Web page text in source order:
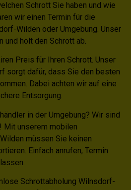
Schrott Sie haben und wie
wir einen Termin für die
Wilden oder Umgebung. Unser
und holt den Schrott ab.
Preis für Ihren Schrott. Unser
sorgt dafür, dass Sie den besten
Dabei achten wir auf eine
Entsorgung.
in der Umgebung? Wir sind
Mit unserem mobilen
müssen Sie keinen
Einfach anrufen, Termin
Schrottabholung Wilnsdorf-